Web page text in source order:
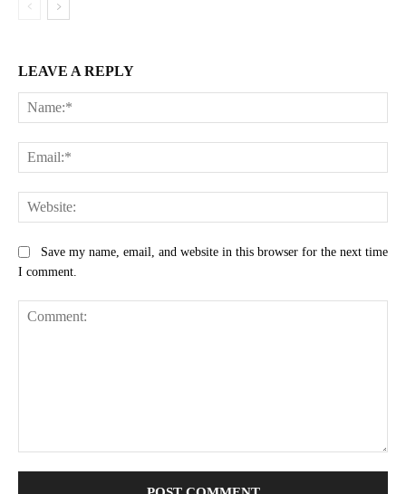
LEAVE A REPLY
Save my name, email, and website in this browser for the next time
I comment.